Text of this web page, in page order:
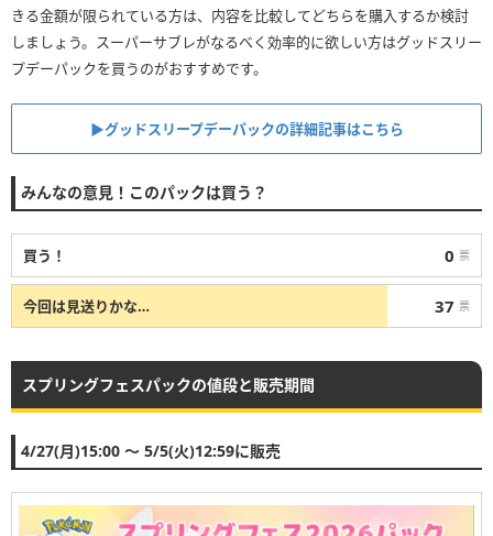
きる金額が限られている方は、内容を比較してどちらを購入するか検討
しましょう。スーパーサブレがなるべく効率的に欲しい方はグッドスリー
プデーパックを買うのがおすすめです。
▶︎グッドスリープデーパックの詳細記事はこちら
みんなの意見！このパックは買う？
買う！ 0 票
今回は見送りかな… 37 票
スプリングフェスパックの値段と販売期間
4/27(月)15:00 ～ 5/5(火)12:59に販売